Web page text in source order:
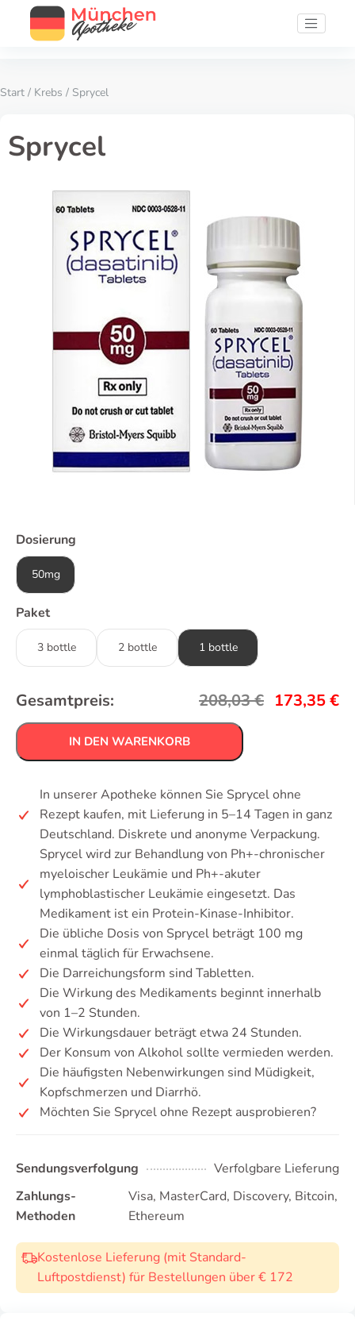
Start / Krebs / Sprycel
Sprycel
Dosierung
50mg
Paket
3 bottle 2 bottle 1 bottle
Gesamtpreis: 208,03€ 173,35€
IN DEN WARENKORB
In unserer Apotheke können Sie Sprycel ohne
Rezept kaufen, mit Lieferung in 5–14 Tagen in ganz
Deutschland. Diskrete und anonyme Verpackung.
Sprycel wird zur Behandlung von Ph+-chronischer
myeloischer Leukämie und Ph+-akuter
lymphoblastischer Leukämie eingesetzt. Das
Medikament ist ein Protein-Kinase-Inhibitor.
Die übliche Dosis von Sprycel beträgt 100 mg
einmal täglich für Erwachsene.
Die Darreichungsform sind Tabletten.
Die Wirkung des Medikaments beginnt innerhalb
von 1–2 Stunden.
Die Wirkungsdauer beträgt etwa 24 Stunden.
Der Konsum von Alkohol sollte vermieden werden.
Die häufigsten Nebenwirkungen sind Müdigkeit,
Kopfschmerzen und Diarrhö.
Möchten Sie Sprycel ohne Rezept ausprobieren?
Sendungsverfolgung
Verfolgbare Lieferung
Zahlungs-
Methoden
Visa, MasterCard, Discovery, Bitcoin,
Ethereum
Kostenlose Lieferung (mit Standard-
Luftpostdienst) für Bestellungen über € 172